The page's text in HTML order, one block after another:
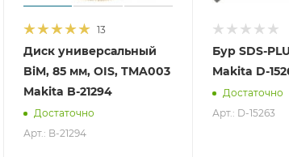
13
Диск универсальный
BiM, 85 мм, OIS, TMA003
Makita B-21294
Достаточно
Арт.: B-21294
Бур SDS-
Makita D-
Достаточно
Арт.: D-15263